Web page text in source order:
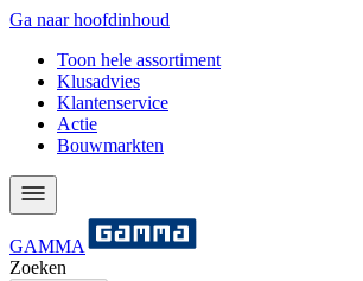
Ga naar hoofdinhoud
Toon hele assortiment
Klusadvies
Klantenservice
Actie
Bouwmarkten
GAMMA
Zoeken